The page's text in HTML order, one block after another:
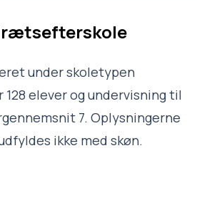
under skoletypen
elever og undervisning til
7. Oplysningerne
ikke med skøn.